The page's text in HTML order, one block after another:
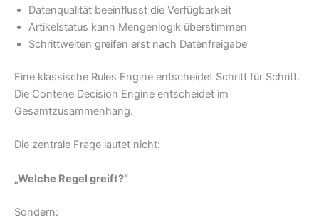
Datenqualität beeinflusst die Verfügbarkeit
Artikelstatus kann Mengenlogik überstimmen
Schrittweiten greifen erst nach Datenfreigabe
Eine klassische Rules Engine entscheidet Schritt für Schritt.
Die Contene Decision Engine entscheidet im
Gesamtzusammenhang.
Die zentrale Frage lautet nicht:
„Welche Regel greift?“
Sondern: